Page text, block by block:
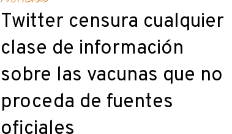
Twitter censura cualquier
clase de información
sobre las vacunas que no
proceda de fuentes
oficiales